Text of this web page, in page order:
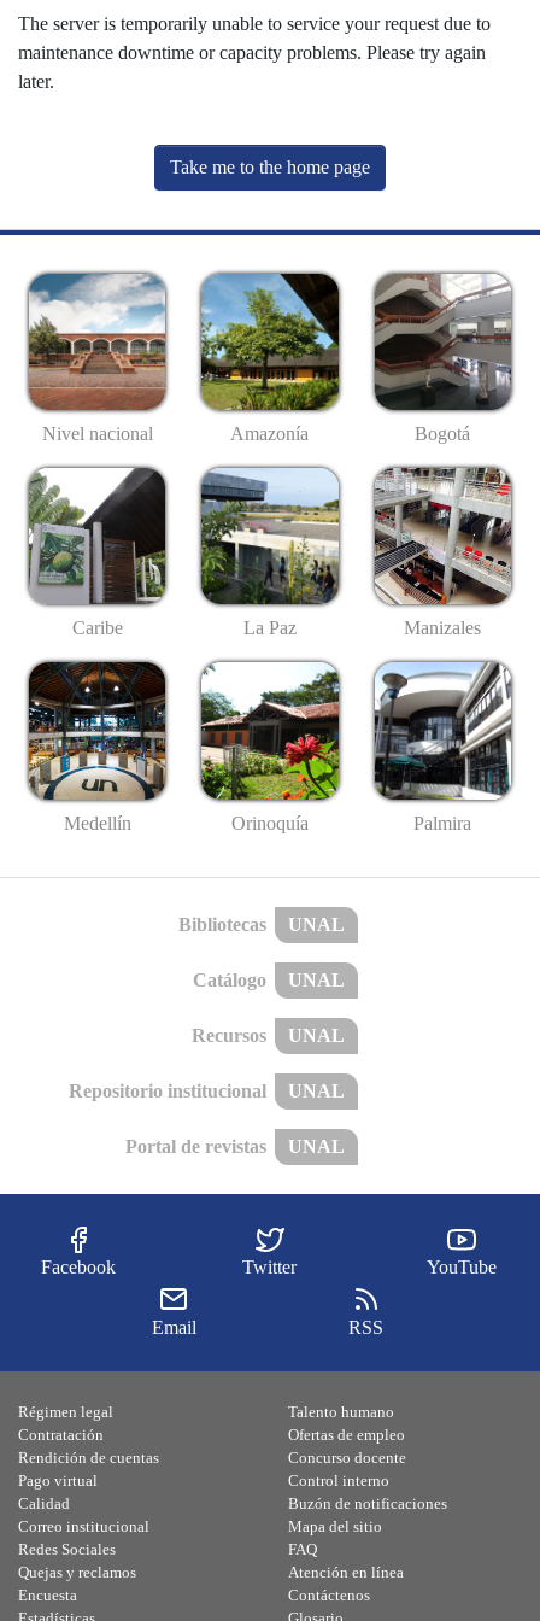
The server is temporarily unable to service your request due to
maintenance downtime or capacity problems. Please try again
later.
Take me to the home page
Nivel nacional Amazonía Bogotá
Caribe La Paz Manizales
Medellín Orinoquía Palmira
Bibliotecas UNAL
Catálogo UNAL
Recursos UNAL
Repositorio institucional UNAL
Portal de revistas UNAL
Facebook Twitter YouTube
Email RSS
Régimen legal
Contratación
Rendición de cuentas
Pago virtual
Calidad
Talento humano
Ofertas de empleo
Concurso docente
Control interno
Buzón de notificaciones
Correo institucional
Redes Sociales
Quejas y reclamos
Encuesta
Mapa del sitio
FAQ
Atención en línea
Contáctenos